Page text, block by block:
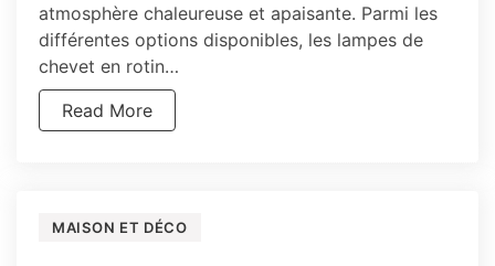
atmosphère chaleureuse et apaisante. Parmi les
différentes options disponibles, les lampes de
chevet en rotin…
Read More
MAISON ET DÉCO